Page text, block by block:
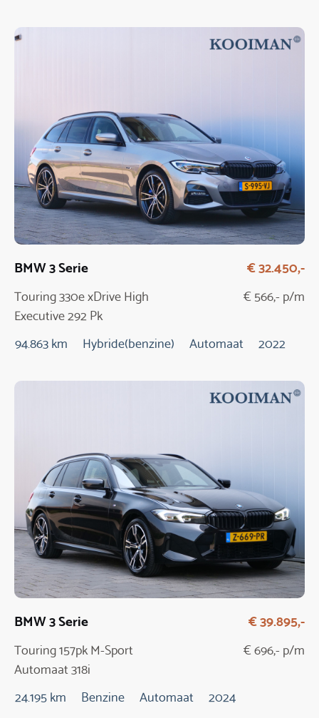
BMW 3 Serie
Touring 330e xDrive High
Executive 292 Pk
Automaat
€ 32.450,-
€ 566,- p/m
94.863 km Hybride(benzine) Automaat 2022
BMW 3 Serie
Touring 157pk M-Sport
Automaat 318i
€ 39.895,-
€ 696,- p/m
24.195 km Benzine Automaat 2024